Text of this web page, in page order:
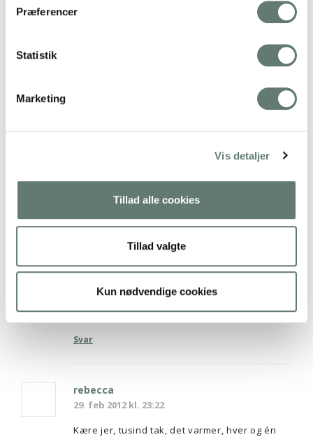
Præferencer
Statistik
Marketing
Vis detaljer
Tillad alle cookies
Tillad valgte
Kun nødvendige cookies
Kh. KAtrine
29. feb 2012 kl. 19:11
Jeg krysser fingrene for deg Rose! Og all ære
for din positive innstilling! Klem 🙂
Svar
rebecca
29. feb 2012 kl. 23:22
Kære jer, tusind tak, det varmer, hver og én